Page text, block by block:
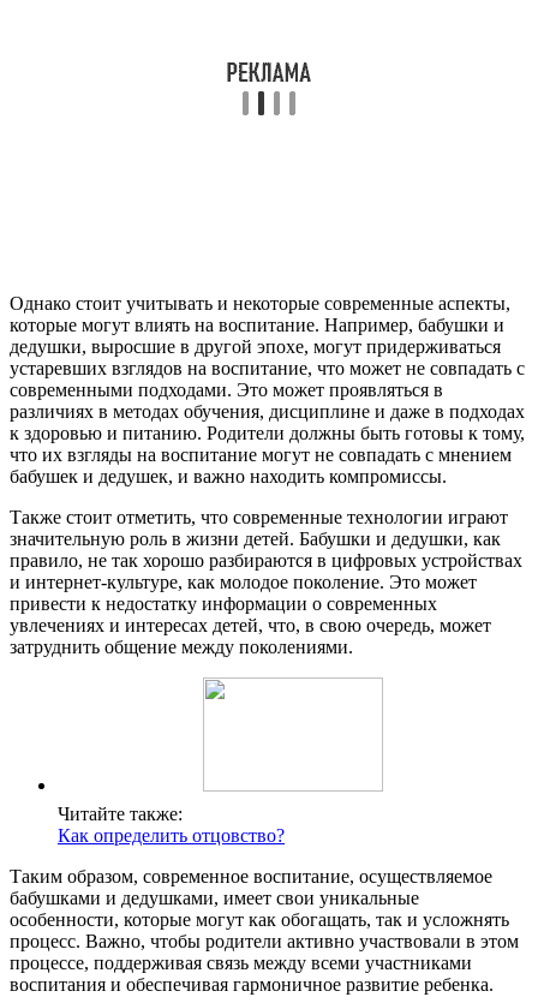
Однако стоит учитывать и некоторые современные аспекты,
которые могут влиять на воспитание. Например, бабушки и
дедушки, выросшие в другой эпохе, могут придерживаться
устаревших взглядов на воспитание, что может не совпадать с
современными подходами. Это может проявляться в
различиях в методах обучения, дисциплине и даже в подходах
к здоровью и питанию. Родители должны быть готовы к тому,
что их взгляды на воспитание могут не совпадать с мнением
бабушек и дедушек, и важно находить компромиссы.
Также стоит отметить, что современные технологии играют
значительную роль в жизни детей. Бабушки и дедушки, как
правило, не так хорошо разбираются в цифровых устройствах
и интернет-культуре, как молодое поколение. Это может
привести к недостатку информации о современных
увлечениях и интересах детей, что, в свою очередь, может
затруднить общение между поколениями.
Читайте также:
Как определить отцовство?
Таким образом, современное воспитание, осуществляемое
бабушками и дедушками, имеет свои уникальные
особенности, которые могут как обогащать, так и усложнять
процесс. Важно, чтобы родители активно участвовали в этом
процессе, поддерживая связь между всеми участниками
воспитания и обеспечивая гармоничное развитие ребенка.